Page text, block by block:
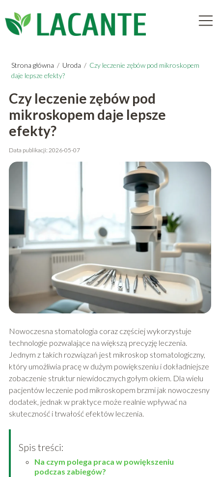
Strona główna / Uroda / Czy leczenie zębów pod mikroskopem
daje lepsze efekty?
Czy leczenie zębów pod
mikroskopem daje lepsze
efekty?
Data publikacji: 2026-05-07
Nowoczesna stomatologia coraz częściej wykorzystuje
technologie pozwalające na większą precyzję leczenia.
Jednym z takich rozwiązań jest mikroskop stomatologiczny,
który umożliwia pracę w dużym powiększeniu i dokładniejsze
zobaczenie struktur niewidocznych gołym okiem. Dla wielu
pacjentów leczenie pod mikroskopem brzmi jak nowoczesny
dodatek, jednak w praktyce może realnie wpływać na
skuteczność i trwałość efektów leczenia.
Spis treści:
Na czym polega praca w powiększeniu
podczas zabiegów?